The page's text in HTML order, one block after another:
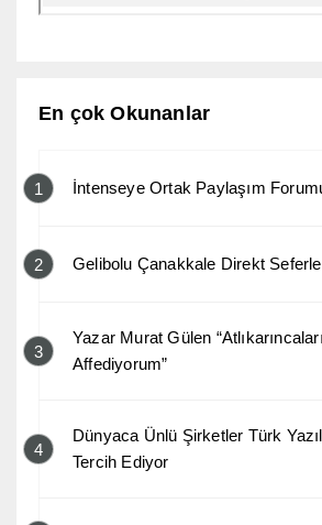
En çok Okunanlar
1 İntenseye Ortak Paylaşım
2 Gelibolu Çanakkale Direkt
3
Yazar Murat Gülen “Atlıkarıncaları
Affediyorum”
4
Dünyaca Ünlü Şirketler Türk
Tercih Ediyor